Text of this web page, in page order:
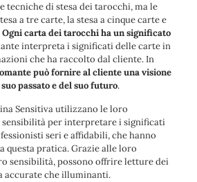
tecniche di stesa dei tarocchi, ma le
a tre carte, la stesa a cinque carte e
Ogni carta dei tarocchi ha un significato
interpreta i significati delle carte in
che ha raccolto dal cliente. In
può fornire al cliente una visione
passato e del suo futuro.
Sensitiva utilizzano le loro
sensibilità per interpretare i significati
seri e affidabili, che hanno
questa pratica. Grazie alle loro
sensibilità, possono offrire letture dei
accurate che illuminanti.